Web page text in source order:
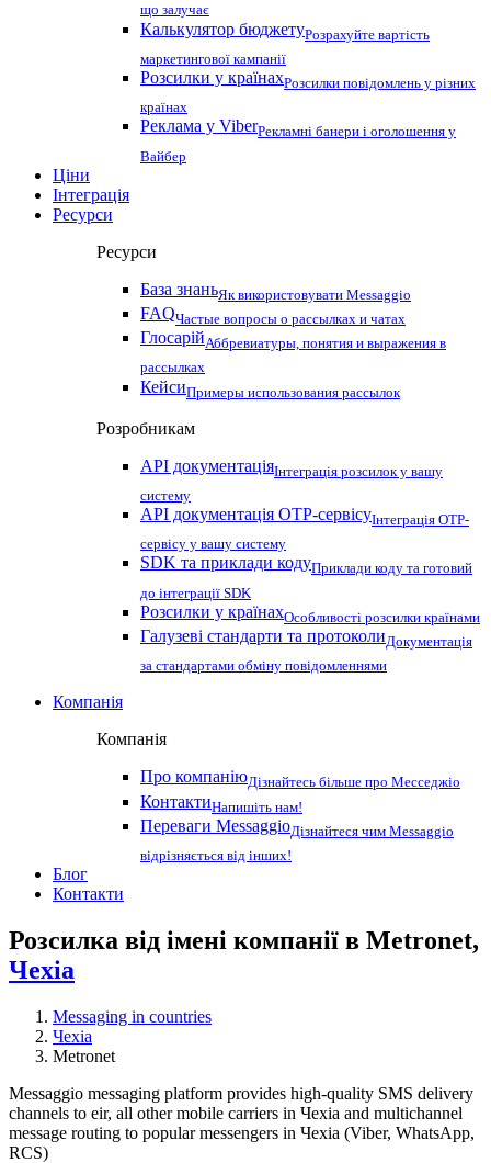
що залучає
Калькулятор бюджетуРозрахуйте вартість
маркетингової кампанії
Розсилки у країнахРозсилки повідомлень у різних
країнах
Реклама у ViberРекламні банери і оголошення у
Вайбер
Ціни
Інтеграція
Ресурси
Ресурси
База знаньЯк використовувати Messaggio
FAQЧастые вопросы о рассылках и чатах
ГлосарійАббревиатуры, понятия и выражения в
рассылках
КейсиПримеры использования рассылок
Розробникам
API документаціяІнтеграція розсилок у вашу
систему
API документація OTP-сервісуІнтеграція OTP-
сервісу у вашу систему
SDK та приклади кодуПриклади коду та готовий
до інтеграції SDK
Розсилки у країнахОсобливості розсилки країнами
Галузеві стандарти та протоколиДокументація
за стандартами обміну повідомленнями
Компанія
Компанія
Про компаніюДізнайтесь більше про Месседжіо
КонтактиНапишіть нам!
Переваги MessaggioДізнайтеся чим Messaggio
відрізняється від інших!
Блог
Контакти
Розсилка від імені компанії в Metronet,
Чехіа
Messaging in countries
Чехіа
Metronet
Messaggio messaging platform provides high-quality SMS delivery
channels to eir, all other mobile carriers in Чехіа and multichannel
message routing to popular messengers in Чехіа (Viber, WhatsApp,
RCS)